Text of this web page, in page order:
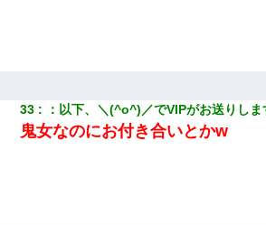
隣の部屋の住民の母親、オートロックを突
33 ： 以下、＼(^o^)／でVIPがお送りしま
鬼女なのにお付き合いとかw